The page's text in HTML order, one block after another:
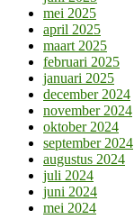
mei 2025
april 2025
maart 2025
februari 2025
januari 2025
december 2024
november 2024
oktober 2024
september 2024
augustus 2024
juli 2024
juni 2024
mei 2024